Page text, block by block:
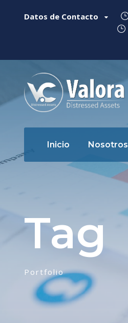
Datos de Contacto
Inicio Nosotros
Tag
Portfolio